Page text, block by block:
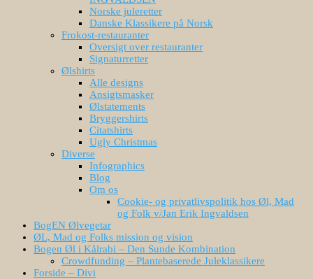
Norske juleretter
Danske Klassikere på Norsk
Frokost-restauranter
Oversigt over restauranter
Signaturretter
Ølshirts
Alle designs
Ansigtsmasker
Ølstatements
Bryggershirts
Citatshirts
Ugly Christmas
Diverse
Infographics
Blog
Om os
Cookie- og privatlivspolitik hos Øl, Mad
og Folk v/Jan Erik Ingvaldsen
BogEN Ølvegetar
ØL, Mad og Folks mission og vision
Bogen Øl i Kålrabi – Den Sunde Kombination
Crowdfunding – Plantebaserede Juleklassikere
Forside – Divi